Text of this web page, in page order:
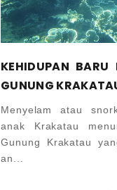
KEHIDUPAN
GUNUNG
Menyelam atau
anak Krakatau
Gunung Krakatau
an...